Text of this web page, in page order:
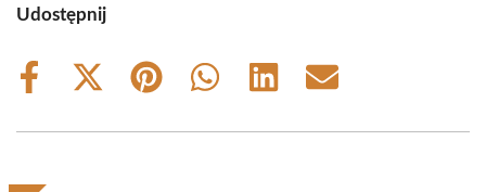
Udostępnij
Share
Share
(Twitter)
Share
Share
Share
Share